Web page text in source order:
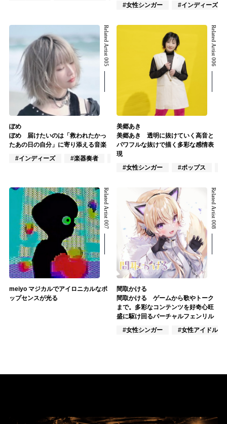
#女性シンガー
#インディーズ
Related Artist 005
ぽめ
ぽめ 届けたいのは「救われたかっ
たあの日の自分」に寄り添える音楽
#インディーズ
#楽器奏者 #VOCALOID
Related Artist 006
美郷あき
美郷あき 透明に抜けていく高音と
パワフルな抜けで描く多彩な感情表
現
#女性シンガー
#ポップス
Related Artist 007
meiyo マジカルでアイロニカルなポ
ップセンスが光る
Related Artist 008
間取かける
間取かける ゲームから歌やトーク
まで。多彩なコンテンツを好奇心旺
盛に駆け回るバーチャルフェンリル
#女性シンガー
#女性アイドル